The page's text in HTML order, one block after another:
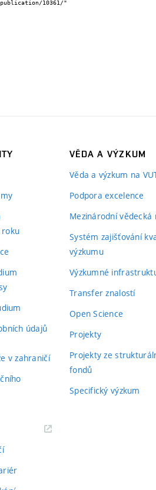
roku
údajů
v zahraničí
VĚDA A VÝZKUM
Věda a výzkum na
Podpora excelence
Mezinárodní vědecká
Systém zajišťování
výzkumu
Výzkumné
Transfer znalostí
Open Science
Projekty
Projekty ze
fondů
Specifický výzkum